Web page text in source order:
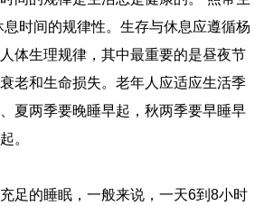
息时间的规律性。生存与休息应遵循杨
体生理规律，其中最重要的是昼夜节
老和生命损失。老年人应适应生活季
夏两季要晚睡早起，秋两季要早睡早
。
的睡眠，一般来说，一天6到8小时